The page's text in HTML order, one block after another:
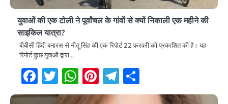
युवाओं की एक टोली ने पूर्वांचल के गांवों से क्यों निकाली एक महीने की
साइकिल यात्रा?
बीबीसी हिंदी बनारस से नीतू सिंह की एक रिपोर्ट 22 फरवरी को प्रकाशित की है। यह
रिपोर्ट कुछ युवाओं द्वारा…
Facebook
Twitter
WhatsApp
Pinterest
Telegram